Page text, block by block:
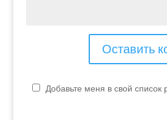
Добавьте меня в свой список